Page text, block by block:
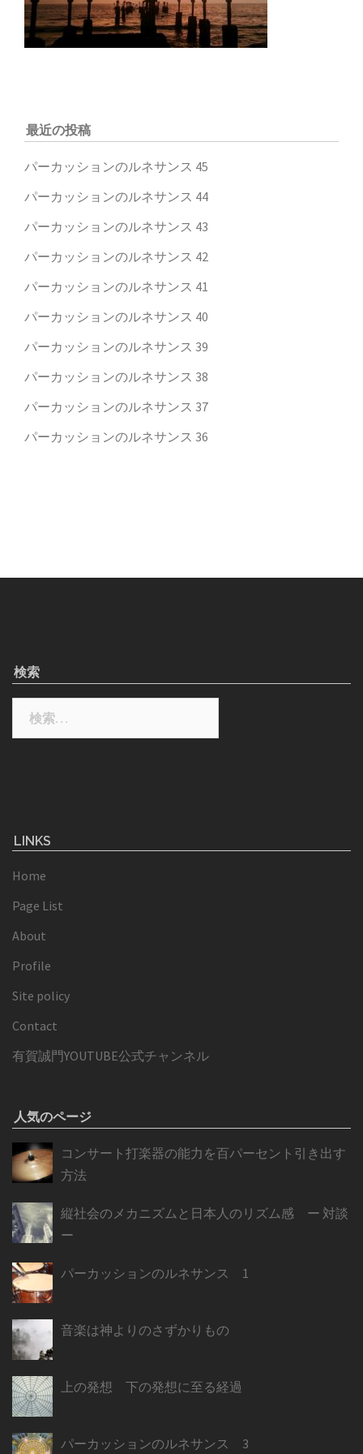
最近の投稿
パーカッションのルネサンス 45
パーカッションのルネサンス 44
パーカッションのルネサンス 43
パーカッションのルネサンス 42
パーカッションのルネサンス 41
パーカッションのルネサンス 40
パーカッションのルネサンス 39
パーカッションのルネサンス 38
パーカッションのルネサンス 37
パーカッションのルネサンス 36
検索
LINKS
Home
Page List
About
Profile
Site policy
Contact
有賀誠門YOUTUBE公式チャンネル
人気のページ
コンサート打楽器の能力を百パーセント引き出す
方法
縦社会のメカニズムと日本人のリズム感 ー 対談
ー
パーカッションのルネサンス 1
音楽は神よりのさずかりもの
上の発想 下の発想に至る経過
パーカッションのルネサンス 3